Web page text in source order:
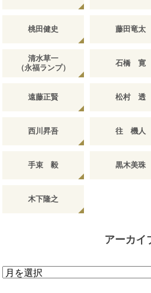
桃田健史 藤田竜太
清水草一
（永福ランプ）
石橋 寛
遠藤正賢 松村 透
西川昇吾 往 機人
手束 毅 黒木美珠
木下隆之
アーカイ
ア